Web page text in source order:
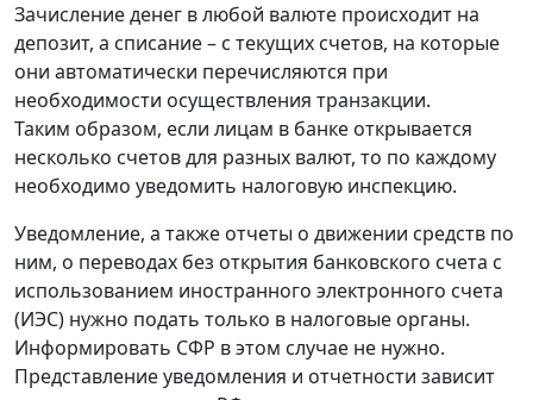
Зачисление денег в любой валюте происходит на
депозит, а списание – с текущих счетов, на которые
они автоматически перечисляются при
необходимости осуществления транзакции.
Таким образом, если лицам в банке открывается
несколько счетов для разных валют, то по каждому
необходимо уведомить налоговую инспекцию.
Уведомление, а также отчеты о движении средств по
ним, о переводах без открытия банковского счета с
использованием иностранного электронного счета
(ИЭС) нужно подать только в налоговые органы.
Информировать СФР в этом случае не нужно.
Представление уведомления и отчетности зависит